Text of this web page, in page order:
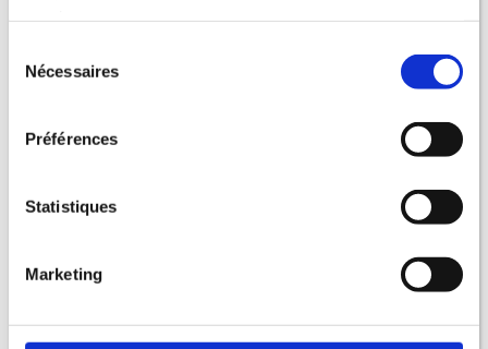
Nécessaires
Préférences
Statistiques
Marketing
Capitaine (catégorie A)
Filière sapeurs-pompiers professionnels – CONCOURS
Cadre de santé (catégorie A)
Médecin et pharmacien (catégorie A)
Filière sapeurs-pompiers professionnels – CONCOURS
Filière sapeurs-pompiers professionnels – CONCOURS
Filière sapeurs-pompiers professionnels – EXAMENSCadre